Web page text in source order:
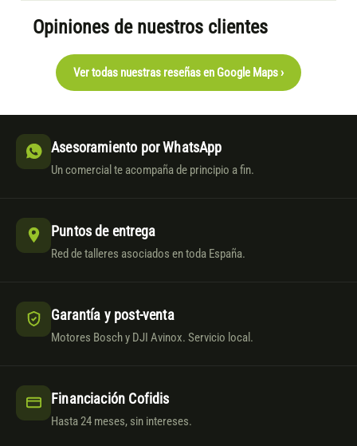
Opiniones de nuestros clientes
Ver todas nuestras reseñas en Google Maps ›
Asesoramiento por WhatsApp
Un comercial te acompaña de principio a fin.
Puntos de entrega
Red de talleres asociados en toda España.
Garantía y post-venta
Motores Bosch y DJI Avinox. Servicio local.
Financiación Cofidis
Hasta 24 meses, sin intereses.